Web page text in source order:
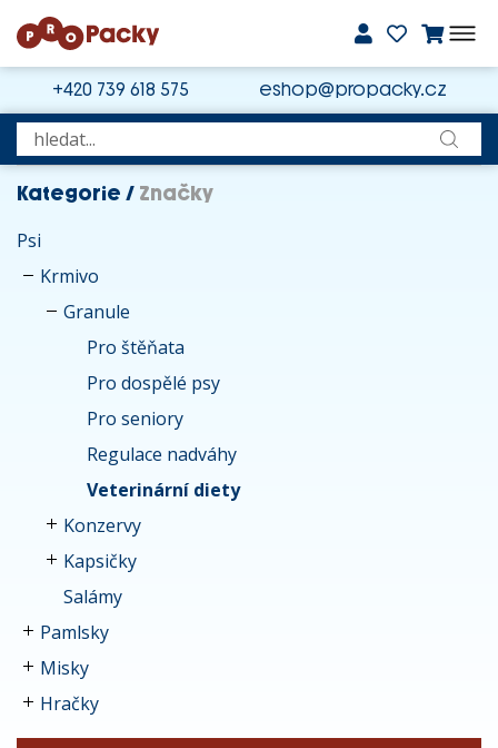
+420 739 618 575 eshop@propacky.cz
Kategorie / Značky
Psi
Krmivo
Granule
Pro štěňata
Pro dospělé psy
Pro seniory
Regulace nadváhy
Veterinární diety
Konzervy
Kapsičky
Salámy
Pamlsky
Misky
Hračky